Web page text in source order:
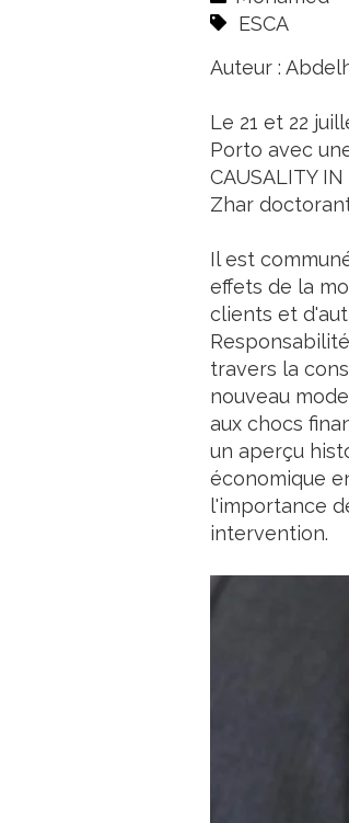
ESCA
Auteur :
Le 21 et 22
Porto avec
CAUSALITY
Zhar
Il est
effets de la
clients et
travers la
nouveau
aux chocs
un aperçu
économique
l'importance
intervention.